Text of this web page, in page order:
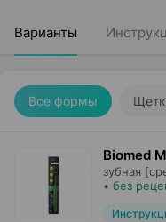
Варианты
Все формы
Biomed
зубная
• без